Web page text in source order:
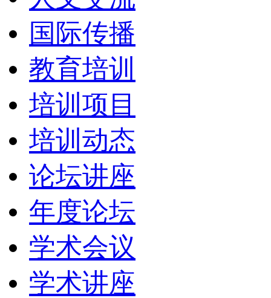
国际传播
教育培训
培训项目
培训动态
论坛讲座
年度论坛
学术会议
学术讲座